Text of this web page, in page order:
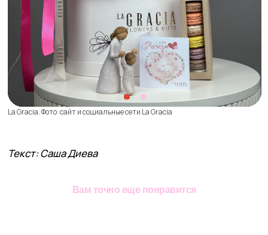
Вам точно еще понравится
Дата материала:
Вернуться к статьям